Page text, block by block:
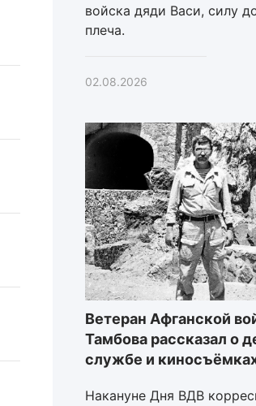
войска дяди Васи, силу
плеча.
02.08.2026
Ветеран Афганской
Тамбова рассказал о
службе и
Накануне Дня ВДВ